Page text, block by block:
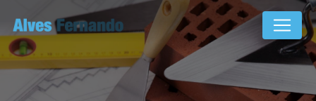
Panneau de gestion des cookies